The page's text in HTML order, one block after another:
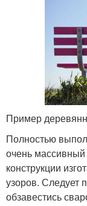
Пример
Полностью
очень
конструкции
узоров. Следует
обзавестись